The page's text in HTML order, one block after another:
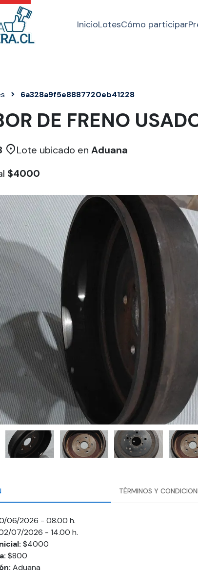
InicioLotesCómo participar
6a328a9f5e8887720eb41228
DE FRENO
Lote ubicado en Aduana
$4000
TÉRMINOS Y
06/2026 - 08.00 h.
07/2026 - 14.00 h.
$4000
$800
Aduana